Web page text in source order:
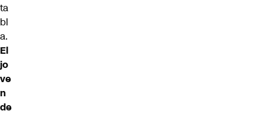
ta
bl
a.
El
jo
ve
n
de